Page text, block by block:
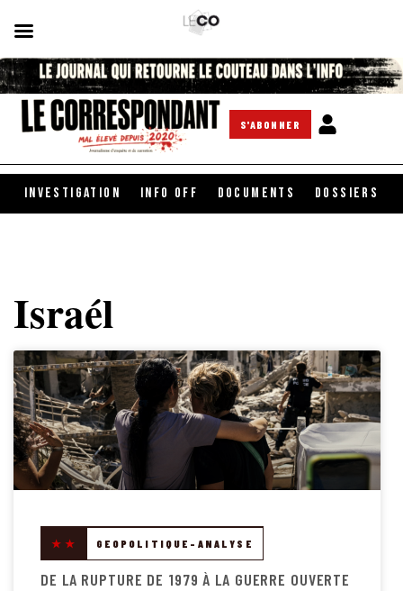
S'ABONNER
INVESTIGATION INFO OFF DOCUMENTS DOSSIERS
Israél
★★ GEOPOLITIQUE-ANALYSE
DE LA RUPTURE DE 1979 À LA GUERRE OUVERTE